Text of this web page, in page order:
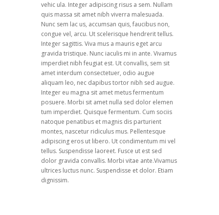
vehic ula. Integer adipiscing risus a sem. Nullam
quis massa sit amet nibh viverra malesuada.
Nunc sem lac us, accumsan quis, faucibus non,
congue vel, arcu. Ut scelerisque hendrerit tellus.
Integer sagittis. Viva mus a mauris eget arcu
gravida tristique. Nunc iaculis mi in ante. Vivamus
imperdiet nibh feugiat est. Ut convallis, sem sit
amet interdum consectetuer, odio augue
aliquam leo, nec dapibus tortor nibh sed augue.
Integer eu magna sit amet metus fermentum
posuere. Morbi sit amet nulla sed dolor elemen
tum imperdiet. Quisque fermentum. Cum sociis
natoque penatibus et magnis dis parturient
montes, nascetur ridiculus mus. Pellentesque
adipiscing eros ut libero. Ut condimentum mi vel
tellus. Suspendisse laoreet. Fusce ut est sed
dolor gravida convallis. Morbi vitae ante.Vivamus
ultrices luctus nunc. Suspendisse et dolor. Etiam
dignissim.